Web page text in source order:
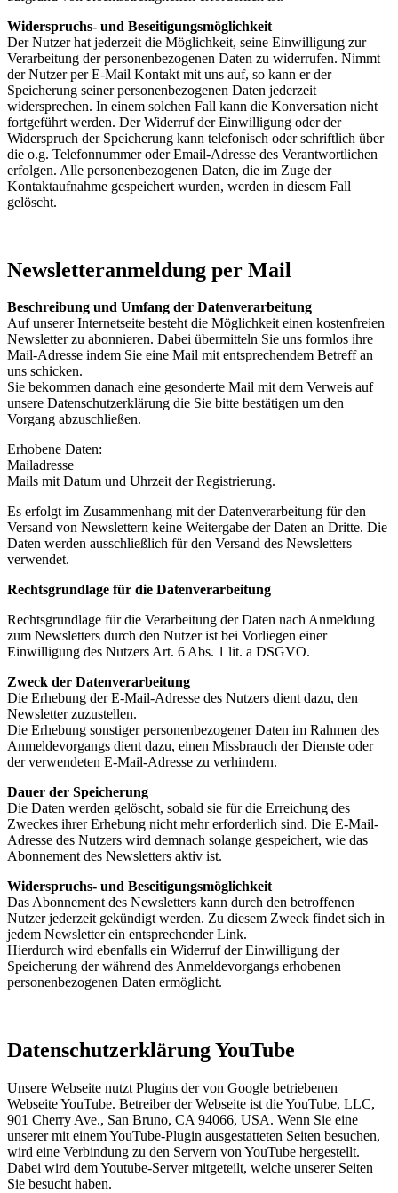
Widerspruchs- und Beseitigungsmöglichkeit
Der Nutzer hat jederzeit die Möglichkeit, seine Einwilligung zur
Verarbeitung der personenbezogenen Daten zu widerrufen. Nimmt
der Nutzer per E-Mail Kontakt mit uns auf, so kann er der
Speicherung seiner personenbezogenen Daten jederzeit
widersprechen. In einem solchen Fall kann die Konversation nicht
fortgeführt werden. Der Widerruf der Einwilligung oder der
Widerspruch der Speicherung kann telefonisch oder schriftlich über
die o.g. Telefonnummer oder Email-Adresse des Verantwortlichen
erfolgen. Alle personenbezogenen Daten, die im Zuge der
Kontaktaufnahme gespeichert wurden, werden in diesem Fall
gelöscht.
Newsletteranmeldung per Mail
Beschreibung und Umfang der Datenverarbeitung
Auf unserer Internetseite besteht die Möglichkeit einen kostenfreien
Newsletter zu abonnieren. Dabei übermitteln Sie uns formlos ihre
Mail-Adresse indem Sie eine Mail mit entsprechendem Betreff an
uns schicken.
Sie bekommen danach eine gesonderte Mail mit dem Verweis auf
unsere Datenschutzerklärung die Sie bitte bestätigen um den
Vorgang abzuschließen.
Erhobene Daten:
Mailadresse
Mails mit Datum und Uhrzeit der Registrierung.
Es erfolgt im Zusammenhang mit der Datenverarbeitung für den
Versand von Newslettern keine Weitergabe der Daten an Dritte. Die
Daten werden ausschließlich für den Versand des Newsletters
verwendet.
Rechtsgrundlage für die Datenverarbeitung
Rechtsgrundlage für die Verarbeitung der Daten nach Anmeldung
zum Newsletters durch den Nutzer ist bei Vorliegen einer
Einwilligung des Nutzers Art. 6 Abs. 1 lit. a DSGVO.
Zweck der Datenverarbeitung
Die Erhebung der E-Mail-Adresse des Nutzers dient dazu, den
Newsletter zuzustellen.
Die Erhebung sonstiger personenbezogener Daten im Rahmen des
Anmeldevorgangs dient dazu, einen Missbrauch der Dienste oder
der verwendeten E-Mail-Adresse zu verhindern.
Dauer der Speicherung
Die Daten werden gelöscht, sobald sie für die Erreichung des
Zweckes ihrer Erhebung nicht mehr erforderlich sind. Die E-Mail-
Adresse des Nutzers wird demnach solange gespeichert, wie das
Abonnement des Newsletters aktiv ist.
Widerspruchs- und Beseitigungsmöglichkeit
Das Abonnement des Newsletters kann durch den betroffenen
Nutzer jederzeit gekündigt werden. Zu diesem Zweck findet sich in
jedem Newsletter ein entsprechender Link.
Hierdurch wird ebenfalls ein Widerruf der Einwilligung der
Speicherung der während des Anmeldevorgangs erhobenen
personenbezogenen Daten ermöglicht.
Datenschutzerklärung YouTube
Unsere Webseite nutzt Plugins der von Google betriebenen
Webseite YouTube. Betreiber der Webseite ist die YouTube, LLC,
901 Cherry Ave., San Bruno, CA 94066, USA. Wenn Sie eine
unserer mit einem YouTube-Plugin ausgestatteten Seiten besuchen,
wird eine Verbindung zu den Servern von YouTube hergestellt.
Dabei wird dem Youtube-Server mitgeteilt, welche unserer Seiten
Sie besucht haben.